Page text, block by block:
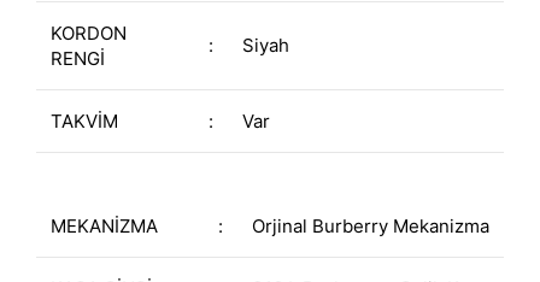
KORDON
RENGİ
: Siyah
TAKVİM : Var
MEKANİZMA : Orjinal Burberry Mekanizma